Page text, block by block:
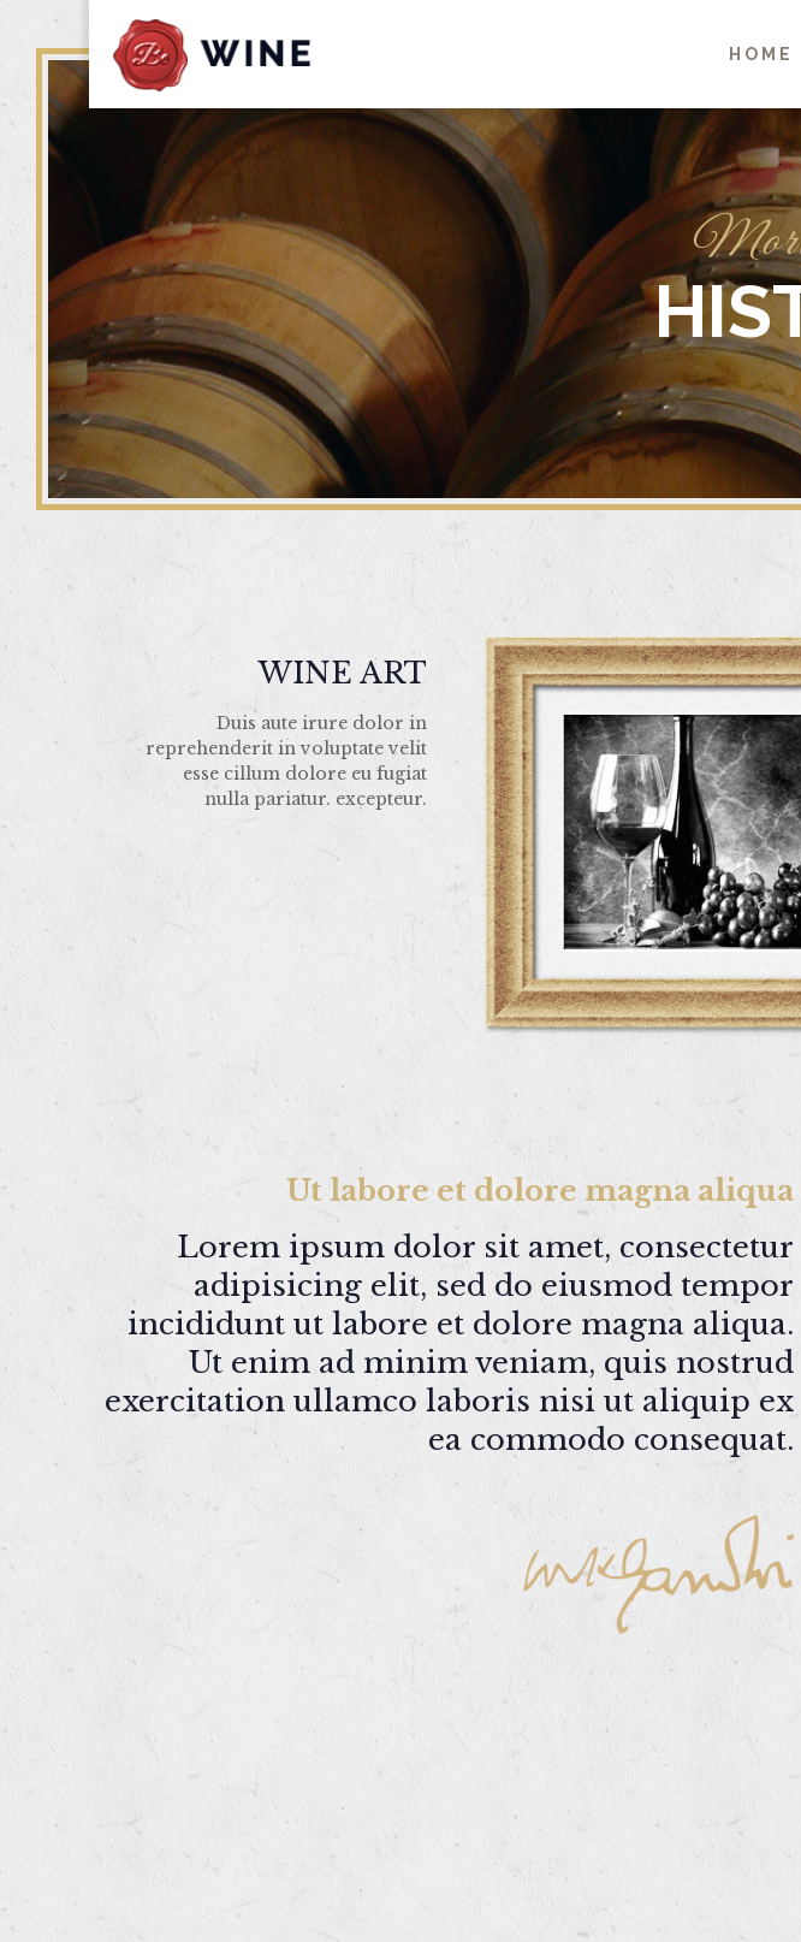
HOME
WINE ART
Duis aute irure dolor in
reprehenderit in voluptate velit
esse cillum dolore eu fugiat
nulla pariatur. excepteur.
Ut labore et dolore magna aliqua
Lorem ipsum dolor sit amet, consectetur
adipisicing elit, sed do eiusmod tempor
incididunt ut labore et dolore magna aliqua.
Ut enim ad minim veniam, quis nostrud
exercitation ullamco laboris nisi ut aliquip ex
ea commodo consequat.